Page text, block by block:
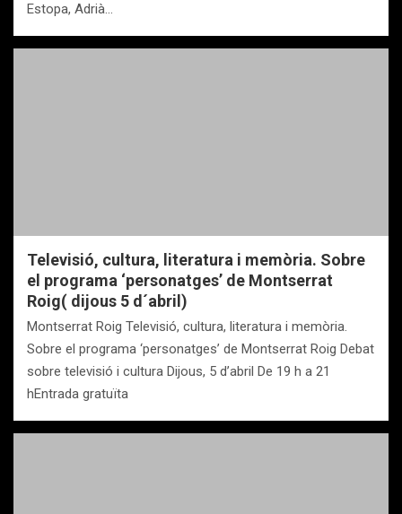
Estopa, Adrià…
Televisió, cultura, literatura i memòria. Sobre
el programa ‘personatges’ de Montserrat
Roig( dijous 5 d´abril)
Montserrat Roig Televisió, cultura, literatura i memòria.
Sobre el programa ‘personatges’ de Montserrat Roig Debat
sobre televisió i cultura Dijous, 5 d’abril De 19 h a 21
hEntrada gratuïta